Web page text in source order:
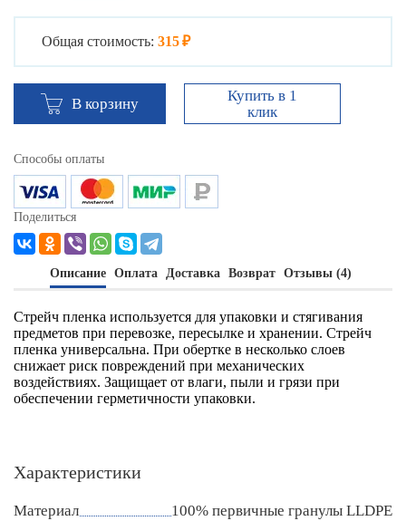
Общая стоимость: 315 ₽
В корзину
Купить в 1
клик
Способы оплаты
Поделиться
Описание Оплата Доставка Возврат Отзывы (4)
Стрейч пленка используется для упаковки и стягивания
предметов при перевозке, пересылке и хранении. Стрейч
пленка универсальна. При обертке в несколько слоев
снижает риск повреждений при механических
воздействиях. Защищает от влаги, пыли и грязи при
обеспечении герметичности упаковки.
Характеристики
Материал
100% первичные гранулы LLDPE